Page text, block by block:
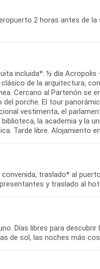
2 horas antes de
incluida*: ½ día Acropolis
clásico de la arquitectura,
Cercano al Partenón se
porche. El tour
vestimenta, el
biblioteca, la academia y la
Tarde libre. Alojamiento
convenida, traslado* al
y traslado al
Días libres para
de sol, las noches más